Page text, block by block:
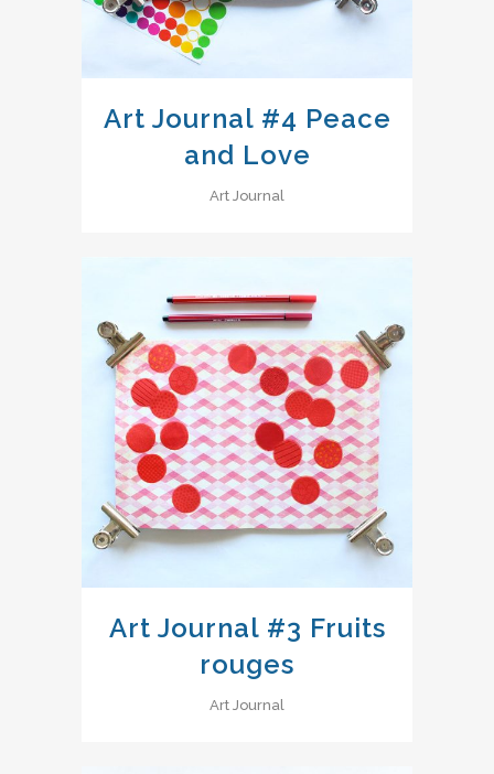
Art Journal #4 Peace
and Love
Art Journal
Art Journal #3 Fruits
rouges
Art Journal